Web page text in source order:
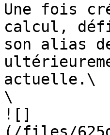
Une fois
calcul,
son alias
actuelle.\
\
![]